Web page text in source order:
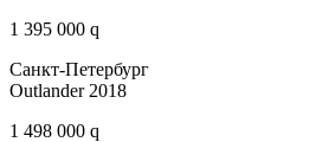
1 395 000 q
Санкт-Петербург
Outlander 2018
1 498 000 q